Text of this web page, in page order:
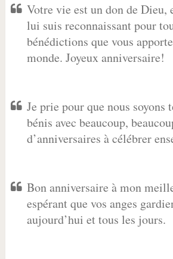
Votre vie est un don de Dieu,
lui suis reconnaissant pour
bénédictions que vous
monde. Joyeux anniversaire!
Je prie pour que nous soyons
bénis avec beaucoup,
d’anniversaires à célébrer
Bon anniversaire à mon
espérant que vos anges
aujourd’hui et tous les jours.